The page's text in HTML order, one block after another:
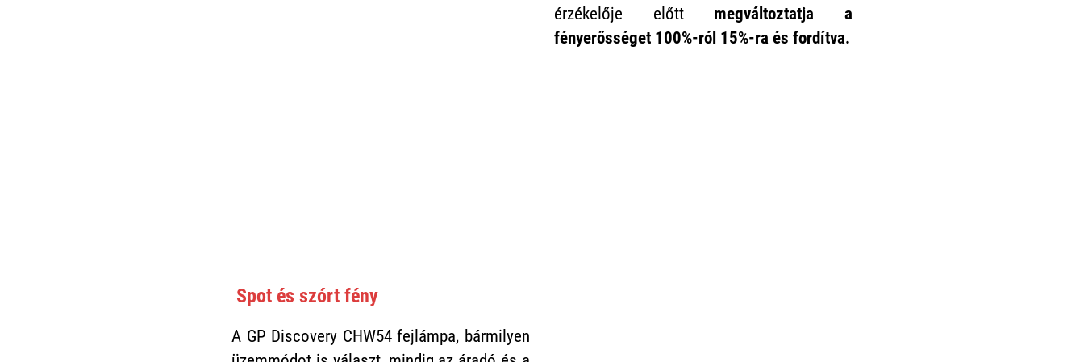
érzékelője előtt megváltoztatja a
fényerősséget 100%-ról 15%-ra és fordítva.
Spot és szórt fény
A GP Discovery CHW54 fejlámpa, bármilyen